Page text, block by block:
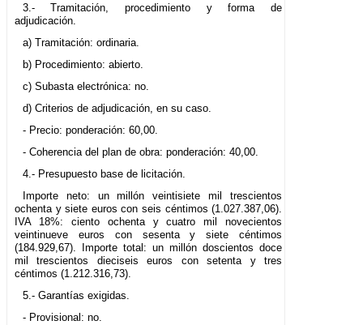
3.- Tramitación, procedimiento y forma de
adjudicación.
a) Tramitación: ordinaria.
b) Procedimiento: abierto.
c) Subasta electrónica: no.
d) Criterios de adjudicación, en su caso.
- Precio: ponderación: 60,00.
- Coherencia del plan de obra: ponderación: 40,00.
4.- Presupuesto base de licitación.
Importe neto: un millón veintisiete mil trescientos
ochenta y siete euros con seis céntimos (1.027.387,06).
IVA 18%: ciento ochenta y cuatro mil novecientos
veintinueve euros con sesenta y siete céntimos
(184.929,67). Importe total: un millón doscientos doce
mil trescientos dieciseis euros con setenta y tres
céntimos (1.212.316,73).
5.- Garantías exigidas.
- Provisional: no.